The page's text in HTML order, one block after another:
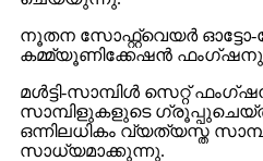
നൂതന സോഫ്റ്റ്‌വെയർ ഓട്ടോ-
കമ്മ്യൂണിക്കേഷൻ
മൾട്ടി-സാമ്പിൾ സെറ്റ്
സാമ്പിളുകളുടെ
ഒന്നിലധികം വ്യത്യസ്ത
സാധ്യമാക്കുന്നു.